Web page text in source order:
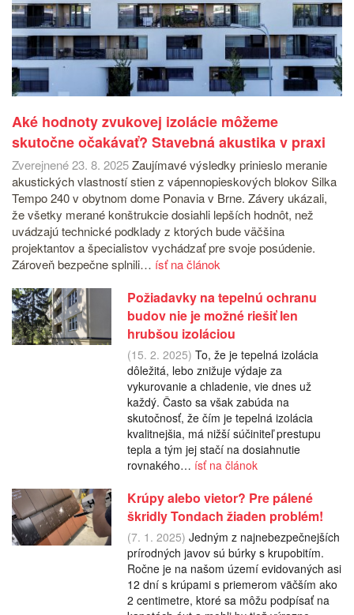
Aké hodnoty zvukovej izolácie môžeme
skutočne očakávať? Stavebná akustika v praxi
Zverejnené 23. 8. 2025Zaujímavé výsledky prinieslo meranie
akustických vlastností stien z vápennopieskových blokov Silka
Tempo 240 v obytnom dome Ponavia v Brne. Závery ukázali,
že všetky merané konštrukcie dosiahli lepších hodnôt, než
uvádzajú technické podklady z ktorých bude väčšina
projektantov a špecialistov vychádzať pre svoje posúdenie.
Zároveň bezpečne splnili… ísť na článok
Požiadavky na tepelnú ochranu
budov nie je možné riešiť len
hrubšou izoláciou
(15. 2. 2025) To, že je tepelná izolácia
dôležitá, lebo znižuje výdaje za
vykurovanie a chladenie, vie dnes už
každý. Často sa však zabúda na
skutočnosť, že čím je tepelná izolácia
kvalitnejšia, má nižší súčiniteľ prestupu
tepla a tým jej stačí na dosiahnutie
rovnakého… ísť na článok
Krúpy alebo vietor? Pre pálené
škridly Tondach žiaden problém!
(7. 1. 2025) Jedným z najnebezpečnejších
prírodných javov sú búrky s krupobitím.
Ročne je na našom území evidovaných asi
12 dní s krúpami s priemerom väčším ako
2 centimetre, ktoré sa môžu podpísať na